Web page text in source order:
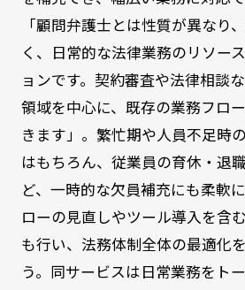
「顧問弁護士とは性質が異なり
く、日常的な法律業務のリソー
ョンです。契約審査や法律相談
領域を中心に、既存の業務フロ
きます」。繁忙期や人員不足時
はもちろん、従業員の育休・退
ど、一時的な欠員補充にも柔軟
ローの見直しやツール導入を含
も行い、法務体制全体の最適化
う。同サービスは日常業務をト